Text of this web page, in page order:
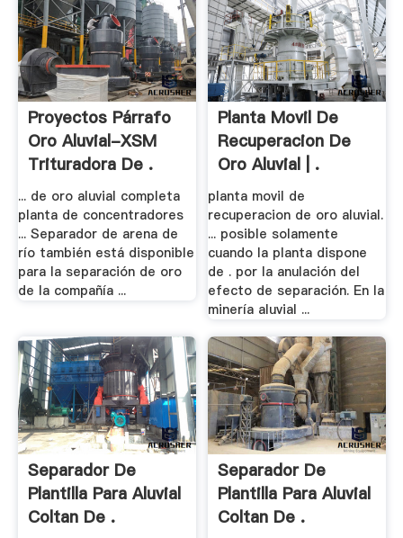
Proyectos Párrafo
Oro Aluvial-XSM
Trituradora De .
... de oro aluvial completa
planta de concentradores
... Separador de arena de
río también está disponible
para la separación de oro
de la compañía ...
Planta Movil De
Recuperacion De
Oro Aluvial | .
planta movil de
recuperacion de oro aluvial.
... posible solamente
cuando la planta dispone
de . por la anulación del
efecto de separación. En la
minería aluvial ...
Separador De
Plantilla Para Aluvial
Coltan De .
Separador De
Plantilla Para Aluvial
Coltan De .